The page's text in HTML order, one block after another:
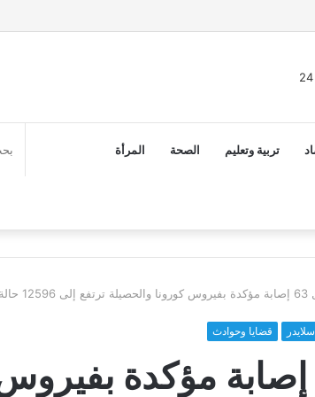
تربية وتعليم الصحة المرأة
سلايدر قضايا وحوادث
تسجيل 63 إصابة مؤكدة